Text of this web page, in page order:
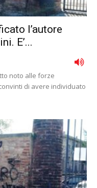
l’autore
E’...
noto alle forze
di avere individuato